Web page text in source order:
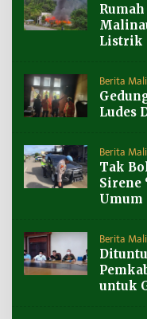
Listrik
Berita
Ludes
Berita
Tak
Sirene
Umum
Berita
untuk